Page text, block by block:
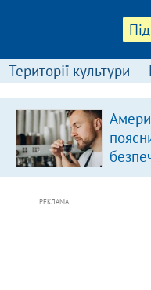
Території культури
РЕКЛАМА